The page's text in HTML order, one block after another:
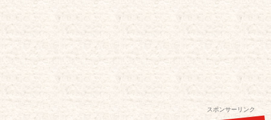
スポンサーリンク